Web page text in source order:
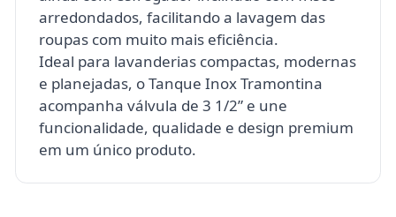
arredondados, facilitando a lavagem das
roupas com muito mais eficiência.
Ideal para lavanderias compactas, modernas
e planejadas, o Tanque Inox Tramontina
acompanha válvula de 3 1/2” e une
funcionalidade, qualidade e design premium
em um único produto.